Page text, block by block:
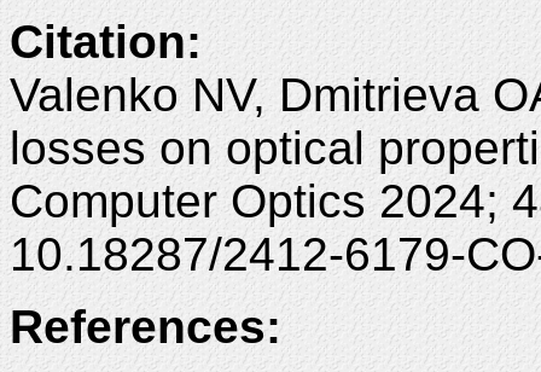
Citation:
Valenko NV, Dmitrieva
losses on optical
Computer Optics 2024;
10.18287/2412-6179-
References: